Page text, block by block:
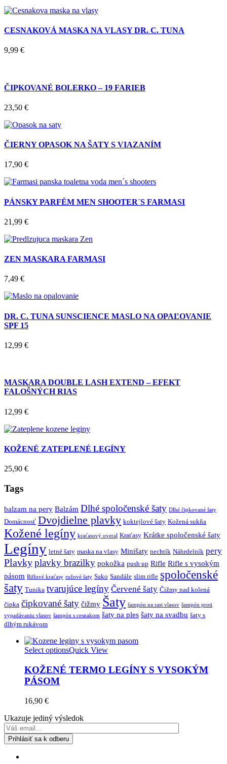
CESNAKOVÁ MASKA NA VLASY DR. C. TUNA
9,99 €
ČIPKOVANÉ BOLERKO – 19 FARIEB
23,50 €
ČIERNY OPASOK NA ŠATY S VIAZANÍM
17,90 €
PÁNSKY PARFÉM MEN SHOOTER´S FARMASI
21,99 €
ZEN MASKARA FARMASI
7,49 €
DR. C. TUNA SUNSCIENCE MASLO NA OPAĽOVANIE
SPF 15
12,99 €
MASKARA DOUBLE LASH EXTEND – EFEKT
FALOŠNÝCH RIAS
12,99 €
KOŽENÉ ZATEPLENÉ LEGÍNY
25,90 €
Tags
balzam na pery Balzám Dlhé spoločenské šaty Dlhé čipkované šaty
Domácnosť Dvojdielne plavky koktejlové šaty Kožená sukňa
Kožené legíny kraťasový overal Kraťasy Krátke spoločenské šaty
Legíny letné šaty maska na vlasy Minišaty nechtík Náhrdelník pery
Plavky plavky brazilky pokožka push up Rifle Rifle s vysokým
pásom Riflové kraťasy ružové šaty Sako Sandále slim rifle spoločenské
šaty Tunika tvarujúce legíny Červené šaty Čižmy nad kolená
čipka čipkované šaty čižmy Šaty šampón na rast vlasov šampón proti
vypadávaniu vlasov šampón s cesnakom šaty na ples šaty na svadbu šaty s
dlhým rukávom
Select optionsQuick View
KOŽENÉ TERMO LEGÍNY S VYSOKÝM
PÁSOM
16,90 €
Ukazuje jediný výsledok